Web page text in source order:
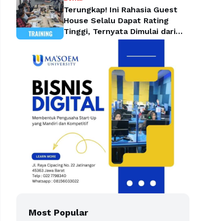
Terungkap! Ini Rahasia Guest
House Selalu Dapat Rating
Tinggi, Ternyata Dimulai dari
Housekeeping
Most Popular